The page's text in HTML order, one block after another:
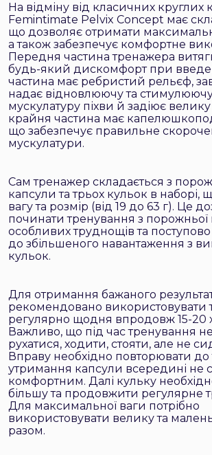
На відміну від класичних круглих
Femintimate Pelvix Concept має
що дозволяє отримати
а також забезпечує комфортне
Передня частина тренажера
будь-який дискомфорт при
частина має ребристий рельєф,
надає відновлюючу та
мускулатуру піхви й задіює велику
крайня частина має
що забезпечує правильне
мускулатури.
Сам тренажер складається з
капсули та трьох кульок в наборі,
вагу та розмір (від 19 до 63 г). Це
починати тренування з порожньої
особливих труднощів та
до збільшеного навантаження з
кульок.
Для отримання бажаного
рекомендовано використовувати
регулярно щодня впродовж 15-20
Важливо, що під час тренування
рухатися, ходити, стояти, але не
Вправу необхідно повторювати до
утримання капсули всередині не
комфортним. Далі кульку
більшу та продовжити регулярне
Для максимальної ваги потрібно
використовувати велику та
разом.